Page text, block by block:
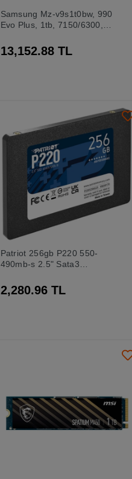
Samsung Mz-v9s1t0bw, 990
Evo Plus, 1tb, 7150/6300,
Ssd (türkiye Distribütörü
Garantili)
13,152.88 TL
Patriot 256gb P220 550-
490mb-s 2.5" Sata3
2,280.96 TL